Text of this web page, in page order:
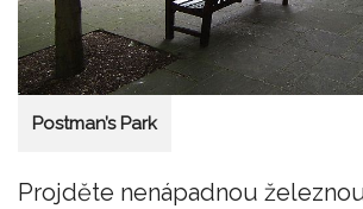
Postman’s Park
Projděte nenápadnou